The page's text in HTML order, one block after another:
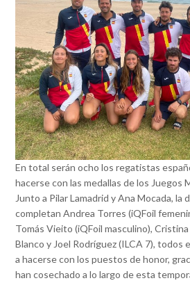
En total serán ocho los regatistas
hacerse con las medallas de los Juegos
Junto a Pilar Lamadrid y Ana Mocada, la
completan Andrea Torres (iQFoil
Tomás Vieito (iQFoil masculino),
Blanco y Joel Rodríguez (ILCA 7), todos
a hacerse con los puestos de honor,
han cosechado a lo largo de esta